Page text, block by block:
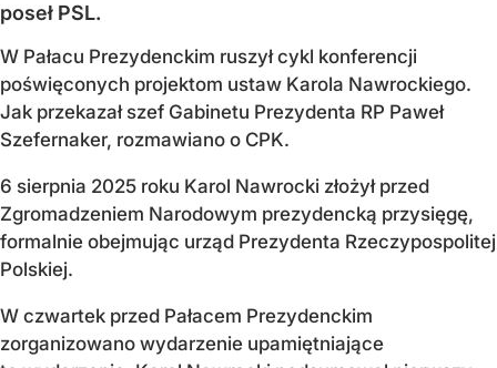
poseł PSL.
W Pałacu Prezydenckim ruszył cykl konferencji
poświęconych projektom ustaw Karola Nawrockiego.
Jak przekazał szef Gabinetu Prezydenta RP Paweł
Szefernaker, rozmawiano o CPK.
6 sierpnia 2025 roku Karol Nawrocki złożył przed
Zgromadzeniem Narodowym prezydencką przysięgę,
formalnie obejmując urząd Prezydenta Rzeczypospolitej
Polskiej.
W czwartek przed Pałacem Prezydenckim
zorganizowano wydarzenie upamiętniające